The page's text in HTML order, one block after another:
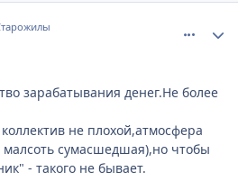
зарабатывания денег.Не более
не плохой,атмосфера
сумасшедшая),но чтобы
- такого не бывает.